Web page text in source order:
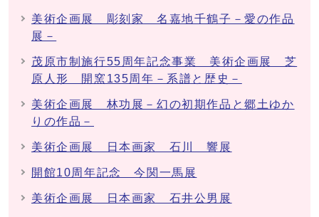
美術企画展 彫刻家 名嘉地千鶴子－愛の作品
展－
茂原市制施行55周年記念事業 美術企画展 芝
原人形 開窯135周年－系譜と歴史－
美術企画展 林功展－幻の初期作品と郷土ゆか
りの作品－
美術企画展 日本画家 石川 響展
開館10周年記念 今関一馬展
美術企画展 日本画家 石井公男展